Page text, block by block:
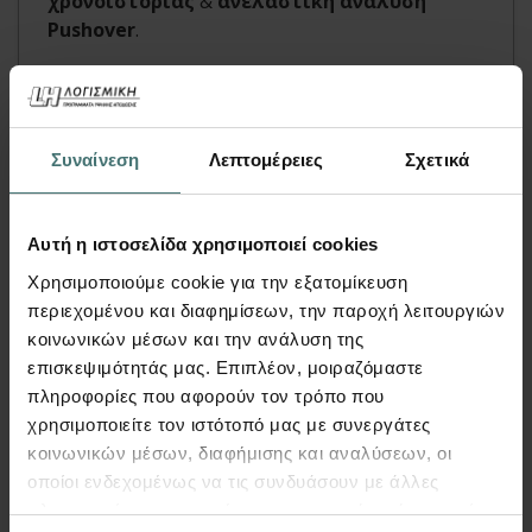
Συναίνεση Λεπτομέρειες Σχετικά
Αυτή η ιστοσελίδα χρησιμοποιεί cookies
Χρησιμοποιούμε cookie για την εξατομίκευση
περιεχομένου και διαφημίσεων, την παροχή λειτουργιών
κοινωνικών μέσων και την ανάλυση της
επισκεψιμότητάς μας. Επιπλέον, μοιραζόμαστε
πληροφορίες που αφορούν τον τρόπο που
χρησιμοποιείτε τον ιστότοπό μας με συνεργάτες
κοινωνικών μέσων, διαφήμισης και αναλύσεων, οι
οποίοι ενδεχομένως να τις συνδυάσουν με άλλες
πληροφορίες που τους έχετε παραχωρήσει ή τις οποίες
Pushover.
Webinar
Αποτίμηση φέρουσας ικανότητας